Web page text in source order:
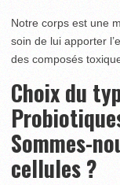
Notre corps est une
soin de lui apporter
des composés
Choix du
Sommes-
cellules ?